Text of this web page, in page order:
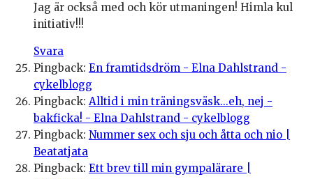
Jag är också med och kör utmaningen! Himla kul
initiativ!!!
Svara
Pingback: En framtidsdröm - Elna Dahlstrand -
cykelblogg
Pingback: Alltid i min träningsväsk...eh, nej -
bakficka! - Elna Dahlstrand - cykelblogg
Pingback: Nummer sex och sju och åtta och nio |
Beatatjata
Pingback: Ett brev till min gympalärare |